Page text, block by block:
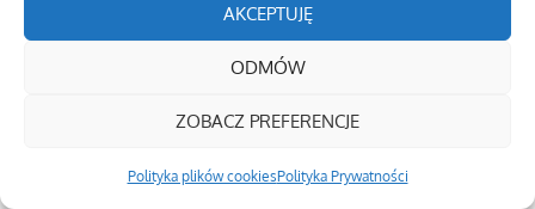
AKCEPTUJĘ
ODMÓW
ZOBACZ PREFERENCJE
Polityka plików cookiesPolityka Prywatności